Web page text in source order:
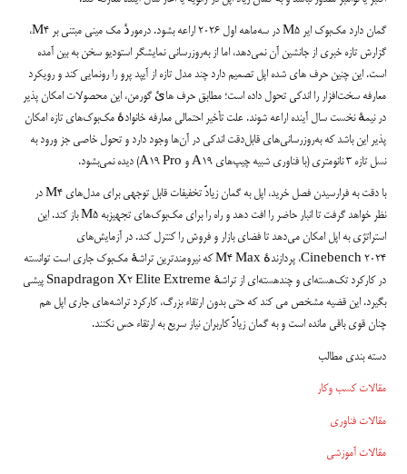
گمان دارد مک‌بوک ایر M5 در سه‌ماهه اول ۲۰۲۶ اراعه بشود. درموردٔ مک‌ مینی مبتنی بر M4،
گزارش تازه خبری از جانشین آن نمی‌دهد، اما از به‌روزرسانی نمایشگر استودیو سخن به بین آمده
است. این چنین حرف های شده اپل تصمیم دارد چند مدل تازه از آیپد پرو را رونمایی کند و رویکرد
معارفه سخت‌افزار را اندکی تحول داده است؛ مطابق حرف هایٔ گورمن، این محصولات امکان پذیر
در نیمهٔ نخست سال آینده اراعه شوند. علت تأخیر احتمالی معارفه خانوادهٔ مک‌بوک‌های تازه امکان
پذیر این باشد که به‌روزرسانی‌های قابل‌دقت اندکی در آن‌ها وجود دارد و تحول خاصی جز ورود به
نسل تازه ۳ نانومتری (با فناوری شبیه چیپ‌های A19 و A19 Pro) دیده نمی‌بشود.
با دقت به فرارسیدن فصل خرید، اپل به گمان زیادً تخفیفات قابل توجهی برای مدل‌های M4 در
نظر خواهد گرفت تا انبار حاضر را افت دهد و راه را برای مک‌بوک‌های تجهیزبه M5 باز کند. این
استراتژی به اپل امکان می‌دهد تا فضای بازار و فروش را کنترل کند. در آزمایش‌های
Cinebench 2024، پردازندهٔ M4 Max که نیرومندترین تراشهٔ مک‌بوک جاری است توانسته
در کارکرد تک‌هسته‌ای و چندهسته‌ای از تراشهٔ Snapdragon X2 Elite Extreme پیشی
بگیرد. این قضیه مشخص می کند که حتی بدون ارتقاء بزرگ، کارکرد تراشه‌های جاری اپل هم
چنان قوی باقی مانده است و به گمان زیادً کاربران نیاز سریع به ارتقاء حس نکنند.
دسته بندی مطالب
مقالات کسب وکار
مقالات فناوری
مقالات آموزشی